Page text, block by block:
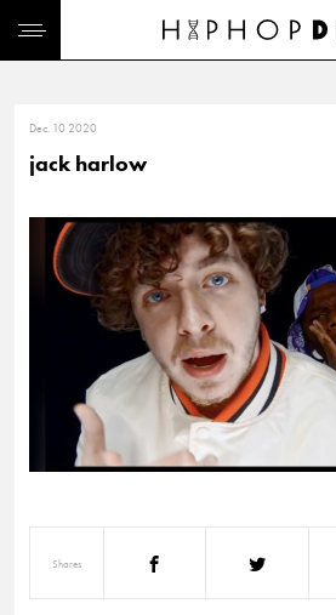
Dec. 10 2020
jack harlow
Shares